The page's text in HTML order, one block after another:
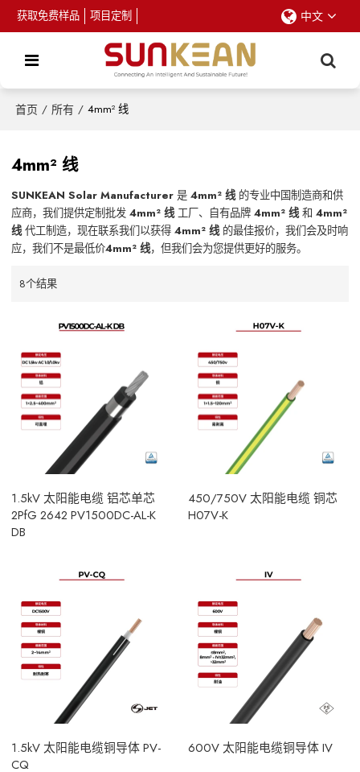
获取免费样品 项目定制 中文
首页 / 所有 / 4mm² 线
4mm² 线
SUNKEAN Solar Manufacturer 是4mm² 线的专业中国制造商和供
应商，我们提供定制批发4mm² 线工厂、自有品牌4mm² 线和4mm²
线代工制造，现在联系我们以获得4mm² 线的最佳报价，我们会及时响
应，我们不是最低价4mm² 线，但我们会为您提供更好的服务。
8个结果
1.5kV 太阳能电缆 铝芯单芯
2PfG 2642 PV1500DC-AL-K
DB
450/750V 太阳能电缆 铜芯
H07V-K
1.5kV 太阳能电缆铜导体 PV-
CQ
600V 太阳能电缆铜导体 IV